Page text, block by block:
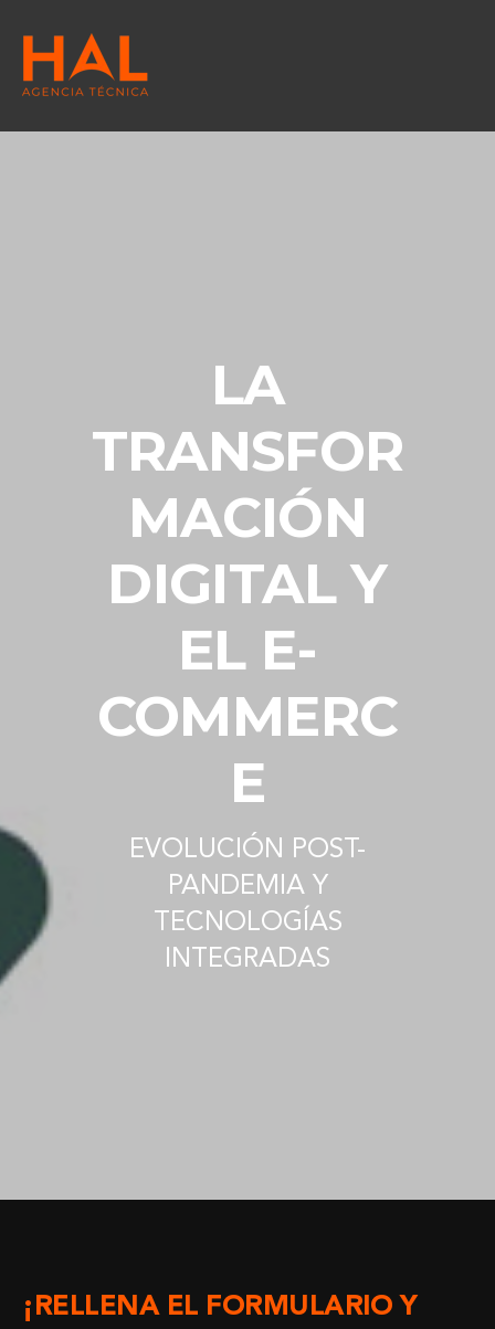
LA
TRANSFOR
MACIÓN
DIGITAL Y
EL E-
COMMERC
E
EVOLUCIÓN POST-
PANDEMIA Y
TECNOLOGÍAS
INTEGRADAS
¡RELLENA EL FORMULARIO Y